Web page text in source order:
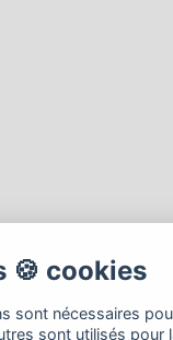
🍪 cookies
sont nécessaires
sont utilisés pour